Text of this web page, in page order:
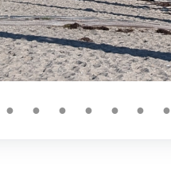
● ● ● ● ● ● ●